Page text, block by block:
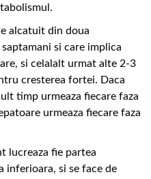
alcatuit din doua
si care implica
si celalalt urmat alte 2-3
cresterea fortei. Daca
timp urmeaza fiecare faza
urmeaza fiecare faza
lucreaza fie partea
inferioara, si se face de